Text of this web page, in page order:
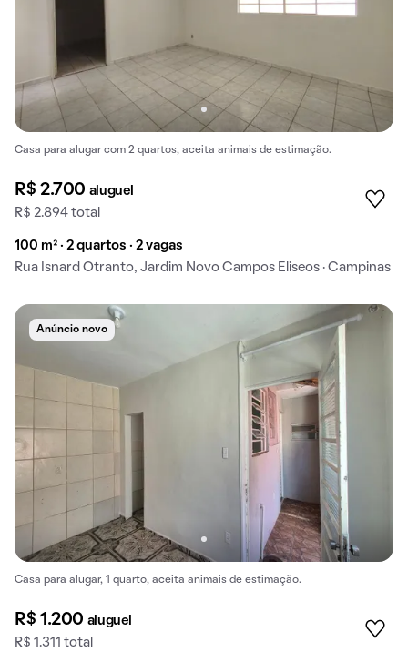
Casa para alugar com 2 quartos, aceita animais de estimação.
R$ 2.700 aluguel
R$ 2.894 total
100 m² · 2 quartos · 2 vagas
Rua Isnard Otranto, Jardim Novo Campos Eliseos · Campinas
Anúncio novo
Casa para alugar, 1 quarto, aceita animais de estimação.
R$ 1.200 aluguel
R$ 1.311 total